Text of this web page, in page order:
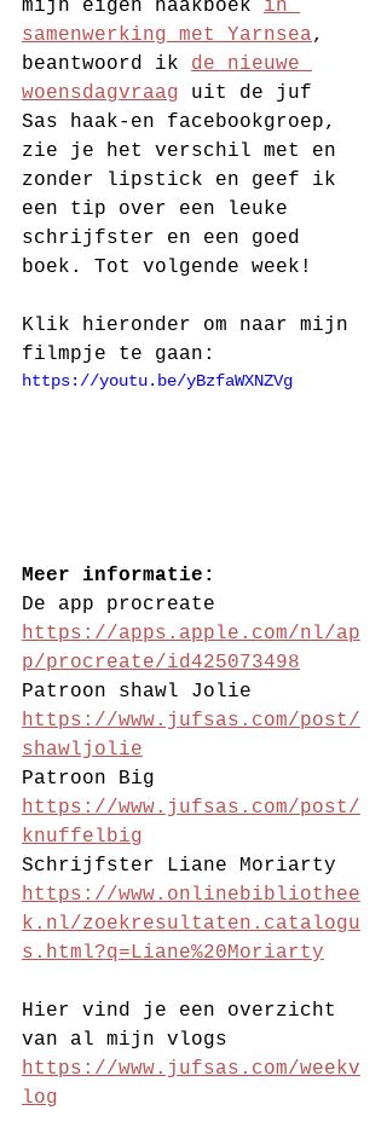
mijn eigen haakboek in
samenwerking met Yarnsea,
beantwoord ik de nieuwe
woensdagvraag uit de juf
Sas haak-en facebookgroep,
zie je het verschil met en
zonder lipstick en geef ik
een tip over een leuke
schrijfster en een goed
boek. Tot volgende week!
Klik hieronder om naar mijn
filmpje te gaan:
https://youtu.be/yBzfaWXNZVg
Meer informatie:
De app procreate
https://apps.apple.com/nl/ap
p/procreate/id425073498
Patroon shawl Jolie
https://www.jufsas.com/post/
shawljolie
Patroon Big
https://www.jufsas.com/post/
knuffelbig
Schrijfster Liane Moriarty
https://www.onlinebibliothee
k.nl/zoekresultaten.catalogu
s.html?q=Liane%20Moriarty
Hier vind je een overzicht
van al mijn vlogs
https://www.jufsas.com/weekv
log